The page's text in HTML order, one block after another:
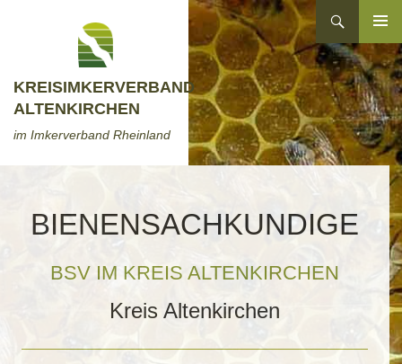
KREISIMKERVERBAND
ALTENKIRCHEN
im Imkerverband Rheinland
BIENENSACHKUNDIGE
BSV IM KREIS ALTENKIRCHEN
Kreis Altenkirchen